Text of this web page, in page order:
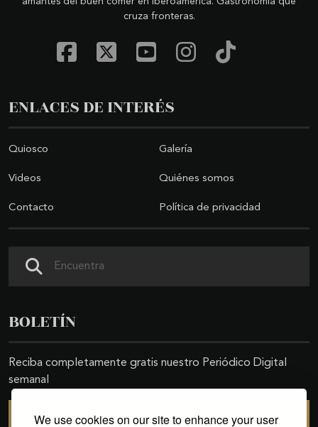
We use cookies on our site to enhance your user
cruza fronteras.
ENLACES DE INTERÉS
Quiosco Galería
Videos Quiénes somos
Contacto Política de privacidad
BOLETÍN
Reciba completamente gratis nuestro Periódico Digital
semanal
SUSCRIBIRSE